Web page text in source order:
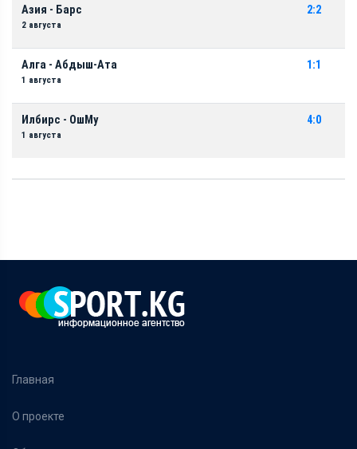
Азия - Барс
2 августа
2:2
Алга - Абдыш-Ата
1 августа
1:1
Илбирс - ОшМу
1 августа
4:0
Главная
О проекте